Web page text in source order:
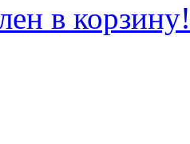
в корзину!